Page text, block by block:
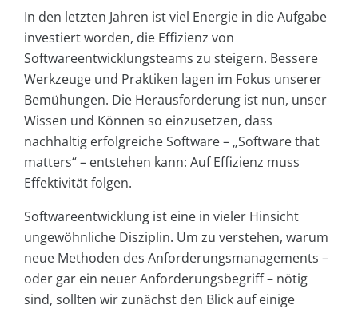
In den letzten Jahren ist viel Energie in die Aufgabe
investiert worden, die Effizienz von
Softwareentwicklungsteams zu steigern. Bessere
Werkzeuge und Praktiken lagen im Fokus unserer
Bemühungen. Die Herausforderung ist nun, unser
Wissen und Können so einzusetzen, dass
nachhaltig erfolgreiche Software – „Software that
matters“ – entstehen kann: Auf Effizienz muss
Effektivität folgen.
Softwareentwicklung ist eine in vieler Hinsicht
ungewöhnliche Disziplin. Um zu verstehen, warum
neue Methoden des Anforderungsmanagements –
oder gar ein neuer Anforderungsbegriff – nötig
sind, sollten wir zunächst den Blick auf einige